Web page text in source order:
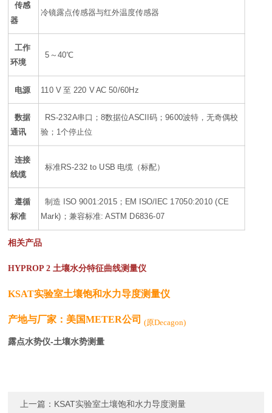
传感
器
冷镜露点传感器与红外温度传感器
工作
环境
5～40℃
电源 110 V 至 220 V AC 50/60Hz
数据
通讯
RS-232A串口；8数据位ASCII码；9600波特，无奇偶校
验；1个停止位
连接
线缆
标准RS-232 to USB 电缆（标配）
遵循
标准
制造 ISO 9001:2015；EM ISO/IEC 17050:2010 (CE
Mark)；兼容标准: ASTM D6836-07
相关产品
HYPROP 2 土壤水分特征曲线测量仪
KSAT实验室土壤饱和水力导度测量仪
产地与厂家： 美国METER公司(原Decagon)
露点水势仪-土壤水势测量
上一篇： KSAT实验室土壤饱和水力导度测量